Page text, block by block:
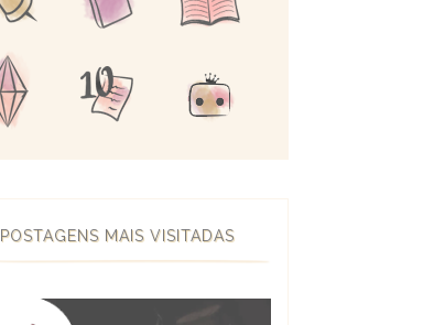
POSTAGENS MAIS VISITADAS